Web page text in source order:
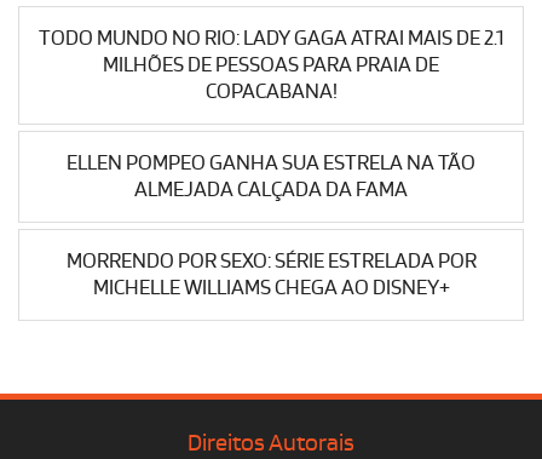
TODO MUNDO NO RIO: LADY GAGA ATRAI MAIS DE 2.1
MILHÕES DE PESSOAS PARA PRAIA DE
COPACABANA!
ELLEN POMPEO GANHA SUA ESTRELA NA TÃO
ALMEJADA CALÇADA DA FAMA
MORRENDO POR SEXO: SÉRIE ESTRELADA POR
MICHELLE WILLIAMS CHEGA AO DISNEY+
Direitos Autorais